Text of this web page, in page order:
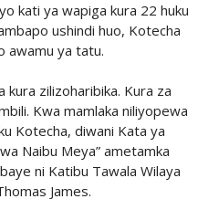
kati ya wapiga kura 22 huku
ushindi huo, Kotecha
awamu ya tatu.
kura zilizoharibika. Kura za
Kwa mamlaka niliyopewa
Kotecha, diwani Kata ya
Naibu Meya” ametamka
ni Katibu Tawala Wilaya
James.